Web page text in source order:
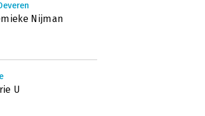
Nijman
U